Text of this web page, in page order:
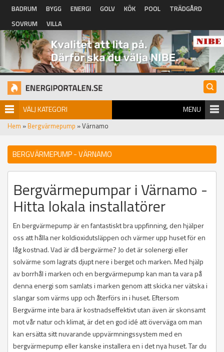
Hoppa till huvudinnehåll
BADRUM BYGG ENERGI GOLV KÖK POOL
TRÄDGÅRD
SOVRUM
VILLA
VÄLJ KATEGORI MENU
Hem » Bergvärmepump » Värnamo
BERGVÄRMEPUMP - VÄRNAMO
Bergvärmepumpar i Värnamo -
Hitta lokala installatörer
En bergvärmepump är en fantastiskt bra uppfinning, den hjälper
oss att hålla ner koldioxidutsläppen och värmer upp huset för en
låg kostnad. Vad är då bergvärme? Jo det är solenergi eller
solvärme som lagrats djupt nere i berget och marken. Med hjälp
av borrhål i marken och en bergvärmepump kan man ta vara på
denna energi som samlats i marken genom att skicka ner vätska i
slangar som värms upp och återförs in i huset. Eftersom
Bergvärme inte bara är kostnadseffektivt utan även är skonsamt
mot vår natur och klimat, är det en god idé att överväga om man
kan ersätta sitt nuvarande uppvärmningssystem med en
bergvärmepump eller kanske installera en i det nya huset. Tar du